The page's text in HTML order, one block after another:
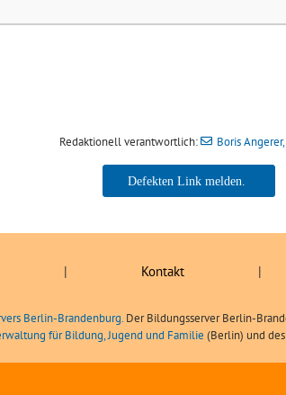
Redaktionell verantwortlich: Boris
Boris Angerer, LIBRA
| Kontakt |
Berlin-Brandenburg. Der Bildungsserver Berlin-
für Bildung, Jugend und Familie (Berlin) und des